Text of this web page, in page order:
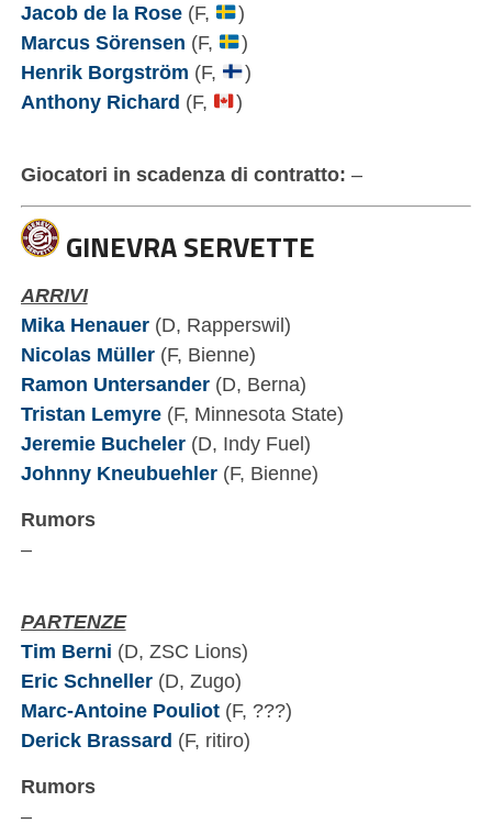
Jacob de la Rose(F,
)
Marcus Sörensen (F,
)
Henrik Borgström (F,
)
Anthony Richard (F, )
Giocatori in scadenza di contratto: –
GINEVRA SERVETTE
ARRIVI
Mika Henauer(D, Rapperswil)
Nicolas Müller(F, Bienne)
Ramon Untersander(D, Berna)
Tristan Lemyre(F, Minnesota State)
Jeremie Bucheler(D, Indy Fuel)
Johnny Kneubuehler(F, Bienne)
Rumors
–
PARTENZE
Tim Berni (D, ZSC Lions)
Eric Schneller(D, Zugo)
Marc-Antoine Pouliot(F, ???)
Derick Brassard (F, ritiro)
Rumors
–